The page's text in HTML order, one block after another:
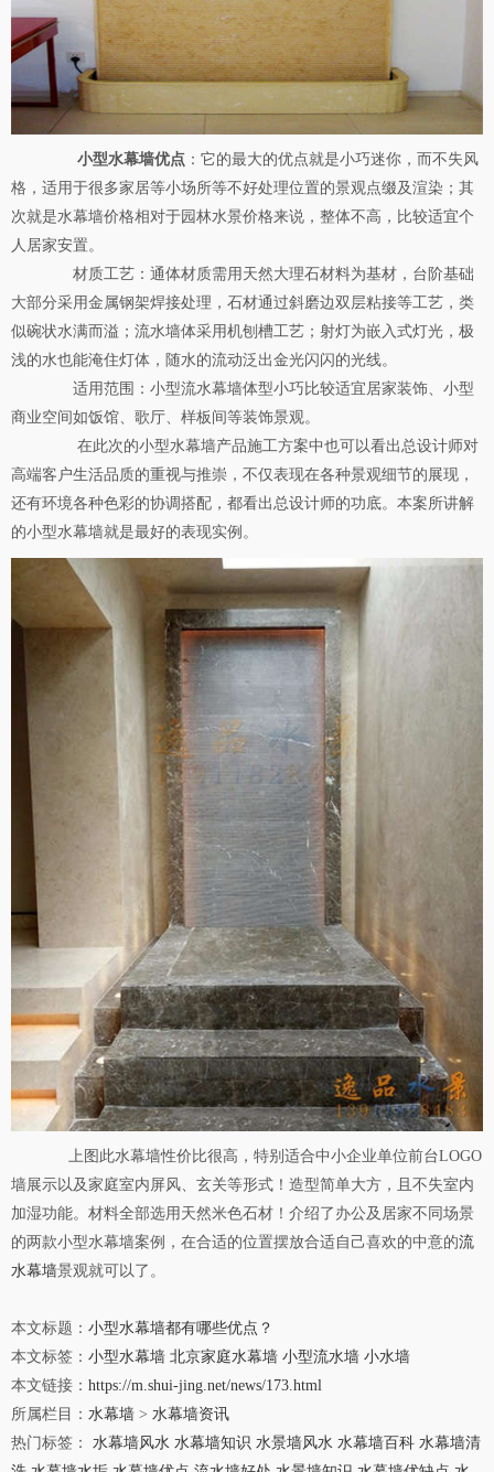
小型水幕墙优点 ：它的最大的优点就是小巧迷你，而不失风
格，适用于很多家居等小场所等不好处理位置的景观点缀及渲染；其
次就是水幕墙价格相对于园林水景价格来说，整体不高，比较适宜个
人居家安置。
材质工艺：通体材质需用天然大理石材料为基材，台阶基础
大部分采用金属钢架焊接处理，石材通过斜磨边双层粘接等工艺，类
似碗状水满而溢；流水墙体采用机刨槽工艺；射灯为嵌入式灯光，极
浅的水也能淹住灯体，随水的流动泛出金光闪闪的光线。
适用范围：小型流水幕墙体型小巧比较适宜居家装饰、小型
商业空间如饭馆、歌厅、样板间等装饰景观。
在此次的小型水幕墙产品施工方案中也可以看出总设计师对
高端客户生活品质的重视与推崇，不仅表现在各种景观细节的展现，
还有环境各种色彩的协调搭配，都看出总设计师的功底。本案所讲解
的小型水幕墙就是最好的表现实例。
上图此水幕墙性价比很高，特别适合中小企业单位前台LOGO
墙展示以及家庭室内屏风、玄关等形式！造型简单大方，且不失室内
加湿功能。材料全部选用天然米色石材！介绍了办公及居家不同场景
的两款小型水幕墙案例，在合适的位置摆放合适自己喜欢的中意的流
水幕墙景观就可以了。
本文标题： 小型水幕墙都有哪些优点？
本文标签： 小型水幕墙 北京家庭水幕墙 小型流水墙 小水墙
本文链接： https://m.shui-jing.net/news/173.html
所属栏目： 水幕墙 > 水幕墙资讯
热门标签： 水幕墙风水 水幕墙知识 水景墙风水 水幕墙百科 水幕墙清